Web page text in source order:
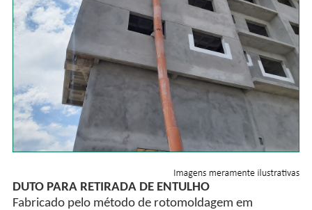
DUTO PARA RETIRADA DE ENTULHO
Fabricado pelo método de rotomoldagem em